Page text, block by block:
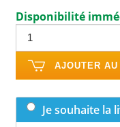
Disponibilité
AJOUTER
Je souhaite la